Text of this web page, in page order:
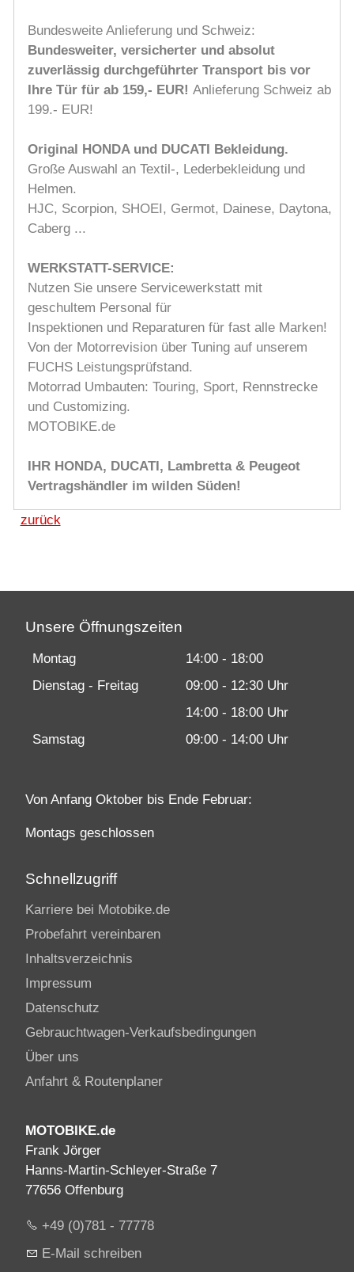
Bundesweite Anlieferung und Schweiz:
Bundesweiter, versicherter und absolut
zuverlässig durchgeführter Transport bis vor
Ihre Tür für ab 159,- EUR! Anlieferung Schweiz ab
199.- EUR!
Original HONDA und DUCATI Bekleidung.
Große Auswahl an Textil-, Lederbekleidung und
Helmen.
HJC, Scorpion, SHOEI, Germot, Dainese, Daytona,
Caberg ...
WERKSTATT-SERVICE:
Nutzen Sie unsere Servicewerkstatt mit
geschultem Personal für
Inspektionen und Reparaturen für fast alle Marken!
Von der Motorrevision über Tuning auf unserem
FUCHS Leistungsprüfstand.
Motorrad Umbauten: Touring, Sport, Rennstrecke
und Customizing.
MOTOBIKE.de
IHR HONDA, DUCATI, Lambretta & Peugeot
Vertragshändler im wilden Süden!
zurück
Unsere Öffnungszeiten
Montag
14:00 - 18:00
Dienstag - Freitag
09:00 - 12:30 Uhr
14:00 - 18:00 Uhr
Samstag
09:00 - 14:00 Uhr
Von Anfang Oktober bis Ende Februar:
Montags geschlossen
Schnellzugriff
Karriere bei Motobike.de
Probefahrt vereinbaren
Inhaltsverzeichnis
Impressum
Datenschutz
Gebrauchtwagen-Verkaufsbedingungen
Über uns
Anfahrt & Routenplaner
MOTOBIKE.de
Frank Jörger
Hanns-Martin-Schleyer-Straße 7
77656 Offenburg
+49 (0)781 - 77778
E-Mail schreiben